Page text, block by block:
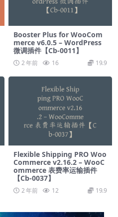
Booster Plus for WooCom
merce v6.0.5 – WordPress
微调插件【Cb-0011】
2 年前 16 19.9
Flexible Shipping PRO Woo
Commerce v2.16.2 – WooC
ommerce 表费率运输插件
【Cb-0037】
2 年前 12 19.9